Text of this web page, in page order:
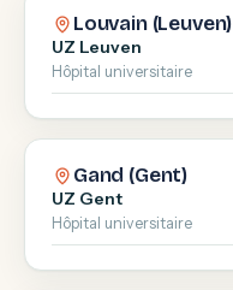
Louvain (Leuven)
UZ Leuven
Hôpital universitaire
Gand (Gent)
UZ Gent
Hôpital universitaire